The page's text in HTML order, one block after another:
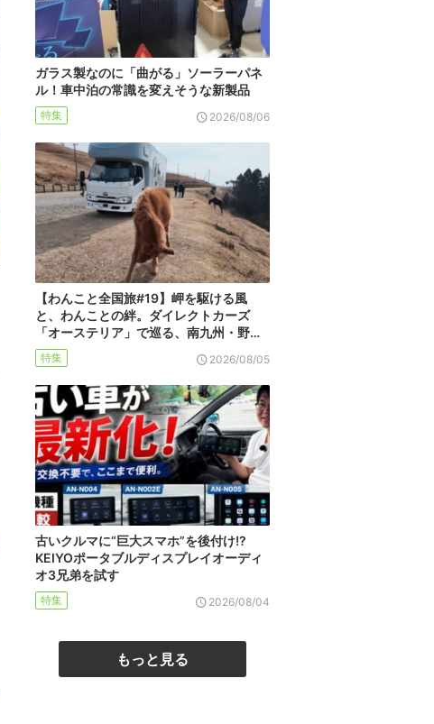
ガラス製なのに「曲がる」ソーラーパネ
ル！車中泊の常識を変えそうな新製品
特集 2026/08/06
【わんこと全国旅#19】岬を駆ける風
と、わんことの絆。ダイレクトカーズ
「オーステリア」で巡る、南九州・野…
特集 2026/08/05
古いクルマに“巨大スマホ”を後付け!?
KEIYOポータブルディスプレイオーディ
オ3兄弟を試す
特集 2026/08/04
もっと見る